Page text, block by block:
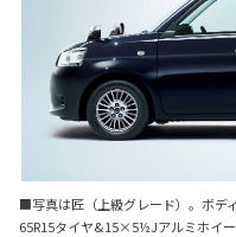
■写真は匠（上級グレード）。ボデ
65R15タイヤ&15×5½Jアルミホイ